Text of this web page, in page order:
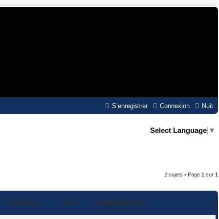
Nuit
Connexion
S’enregistrer
Select Language ▼
2 sujets • Page 1 sur 1
RÉPONSES VUES DERNIER MESSAGE